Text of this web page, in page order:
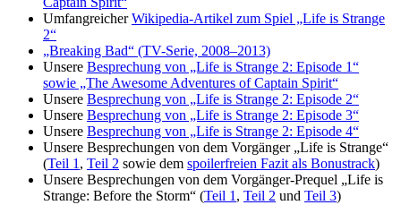
UmfangreicherWikipedia-Artikel zum Spiel „Life is Strange
2“
„Breaking Bad“ (TV-Serie, 2008–2013)
Unsere Besprechung von „Life is Strange 2: Episode 1“
sowie „The Awesome Adventures of Captain Spirit“
Unsere Besprechung von „Life is Strange 2: Episode 2“
Unsere Besprechung von „Life is Strange 2: Episode 3“
Unsere Besprechung von „Life is Strange 2: Episode 4“
Unsere Besprechungen von dem Vorgänger „Life is Strange“
(Teil 1 , Teil 2 sowie dem spoilerfreien Fazit als Bonustrack)
Unsere Besprechungen von dem Vorgänger-Prequel „Life is
Strange: Before the Storm“ (Teil 1 , Teil 2 und Teil 3)